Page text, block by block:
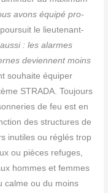
avons équi­pé pro­
le lieu­te­nant-
: les alarmes
deviennent moins
sou­haite équi­per
STRADA. Tou­jours
de feu est en
des struc­tures de
inutiles ou réglés trop
ou pièces refuges,
hommes et femmes
calme ou du moins